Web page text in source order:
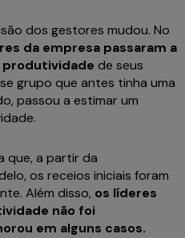
dos gestores mudou. No
da empresa passaram a
produtividade de seus
grupo que antes tinha uma
passou a estimar um
que, a partir da
os receios iniciais foram
Além disso, os líderes
não foi
em alguns casos.